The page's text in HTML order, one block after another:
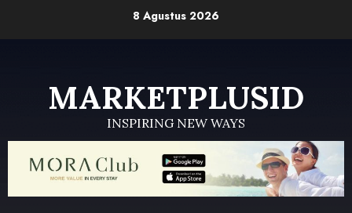
8 Agustus 2026
MARKETPLUSID
INSPIRING NEW WAYS